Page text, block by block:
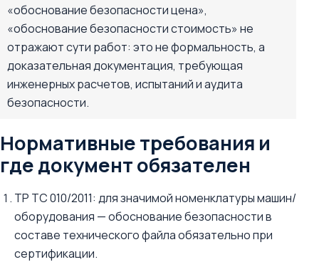
«обоснование безопасности цена»,
«обоснование безопасности стоимость» не
отражают сути работ: это не формальность, а
доказательная документация, требующая
инженерных расчетов, испытаний и аудита
безопасности.
Нормативные требования и
где документ обязателен
ТР ТС 010/2011: для значимой номенклатуры машин/
оборудования — обоснование безопасности в
составе технического файла обязательно при
сертификации.